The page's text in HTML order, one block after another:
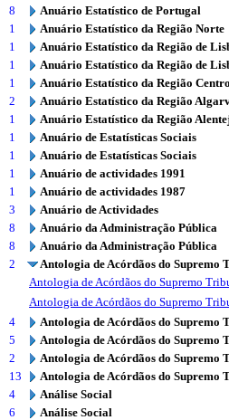
8
Anuário Estatístico de Portugal
1
Anuário Estatístico da Região Norte
1
Anuário Estatístico da Região de
1
Anuário Estatístico da Região de
1
Anuário Estatístico da Região Centro
2
Anuário Estatístico da Região
1
Anuário Estatístico da Região
1
Anuário de Estatísticas Sociais
1
Anuário de Estatísticas Sociais
1
Anuário de actividades 1991
1
Anuário de actividades 1987
3
Anuário de Actividades
8
Anuário da Administração Pública
8
Anuário da Administração Pública
2
Antologia de Acórdãos do
Antologia de Acórdãos do Supremo
Antologia de Acórdãos do Supremo
4
Antologia de Acórdãos do
5
Antologia de Acórdãos do
2
Antologia de Acórdãos do
13
Antologia de Acórdãos do
4
Análise Social
6
Análise Social